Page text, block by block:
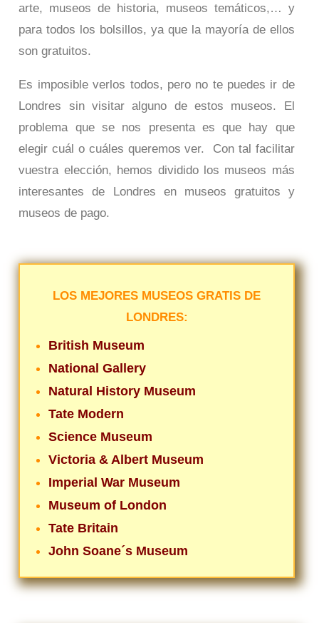
arte, museos de historia, museos temáticos,… y
para todos los bolsillos, ya que la mayoría de ellos
son gratuitos.
Es imposible verlos todos, pero no te puedes ir de
Londres sin visitar alguno de estos museos. El
problema que se nos presenta es que hay que
elegir cuál o cuáles queremos ver. Con tal facilitar
vuestra elección, hemos dividido los museos más
interesantes de Londres en museos gratuitos y
museos de pago.
LOS MEJORES MUSEOS GRATIS DE
LONDRES:
British Museum
National Gallery
Natural History Museum
Tate Modern
Science Museum
Victoria & Albert Museum
Imperial War Museum
Museum of London
Tate Britain
John Soane´s Museum